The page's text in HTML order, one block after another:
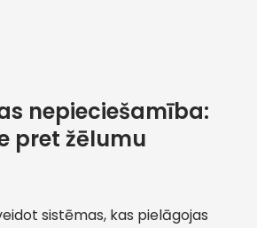
nepieciešamība:
pret žēlumu
sistēmas, kas pielāgojas